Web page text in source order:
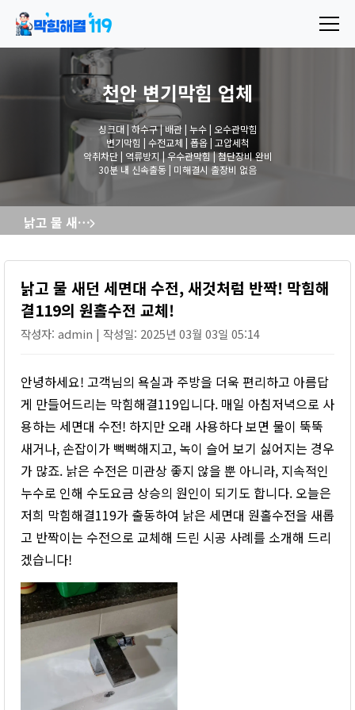
천안 변기막힘 업체
싱크대 | 하수구 | 배관 | 누수 | 오수관막힘
변기막힘 | 수전교체 | 폽옵 | 고압세척
악취차단 | 역류방지 | 우수관막힘 | 첨단장비 완비
30분 내 신속출동 | 미해결시 출장비 없음
낡고 물 새던 세면대 수전, 새것처럼 반짝! 막힘해결119의 원홀수전 교체!
낡고 물 새던 세면대 수전, 새것처럼 반짝! 막힘해
결119의 원홀수전 교체!
작성자: admin | 작성일: 2025년 03월 03일 05:14
안녕하세요! 고객님의 욕실과 주방을 더욱 편리하고 아름답
게 만들어드리는 막힘해결119입니다. 매일 아침저녁으로 사
용하는 세면대 수전! 하지만 오래 사용하다 보면 물이 뚝뚝
새거나, 손잡이가 뻑뻑해지고, 녹이 슬어 보기 싫어지는 경우
가 많죠. 낡은 수전은 미관상 좋지 않을 뿐 아니라, 지속적인
누수로 인해 수도요금 상승의 원인이 되기도 합니다. 오늘은
저희 막힘해결119가 출동하여 낡은 세면대 원홀수전을 새롭
고 반짝이는 수전으로 교체해 드린 시공 사례를 소개해 드리
겠습니다!